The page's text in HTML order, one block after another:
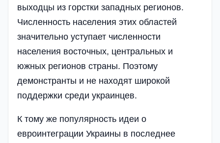
выходцы из горстки западных регионов.
Численность населения этих областей
значительно уступает численности
населения восточных, центральных и
южных регионов страны. Поэтому
демонстранты и не находят широкой
поддержки среди украинцев.
К тому же популярность идеи о
евроинтеграции Украины в последнее